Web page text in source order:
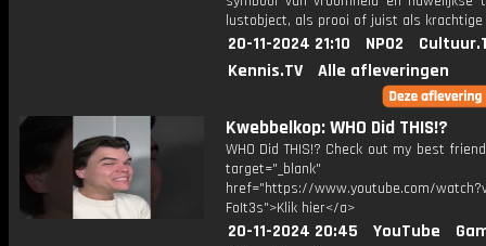
lustobject, als prooi of juist als krachtige
20-11-2024 21:10 NPO2
Kennis.TV
Alle afleveringen
Kwebbelkop: WHO Did THIS!?
WHO Did THIS!? Check out my best
target="_blank"
href="https://www.youtube.com/
FoIt3s">Klik hier</a>
20-11-2024 20:45 YouTube